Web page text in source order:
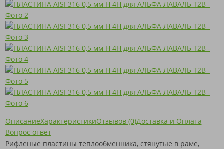
ОписаниеХарактеристикиОтзывов (0)Доставка и Оплата
Вопрос ответ
Рифленые пластины теплообменника, стянутые в раме,